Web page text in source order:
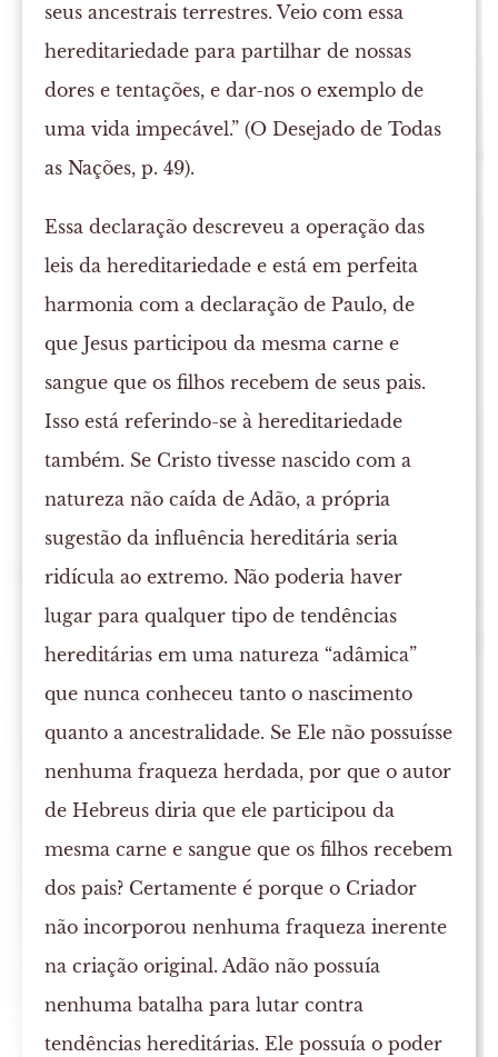
seus ancestrais terrestres. Veio com essa
hereditariedade para partilhar de nossas
dores e tentações, e dar-nos o exemplo de
uma vida impecável.” (O Desejado de Todas
as Nações, p. 49).
Essa declaração descreveu a operação das
leis da hereditariedade e está em perfeita
harmonia com a declaração de Paulo, de
que Jesus participou da mesma carne e
sangue que os filhos recebem de seus pais.
Isso está referindo-se à hereditariedade
também. Se Cristo tivesse nascido com a
natureza não caída de Adão, a própria
sugestão da influência hereditária seria
ridícula ao extremo. Não poderia haver
lugar para qualquer tipo de tendências
hereditárias em uma natureza “adâmica”
que nunca conheceu tanto o nascimento
quanto a ancestralidade. Se Ele não possuísse
nenhuma fraqueza herdada, por que o autor
de Hebreus diria que ele participou da
mesma carne e sangue que os filhos recebem
dos pais? Certamente é porque o Criador
não incorporou nenhuma fraqueza inerente
na criação original. Adão não possuía
nenhuma batalha para lutar contra
tendências hereditárias. Ele possuía o poder